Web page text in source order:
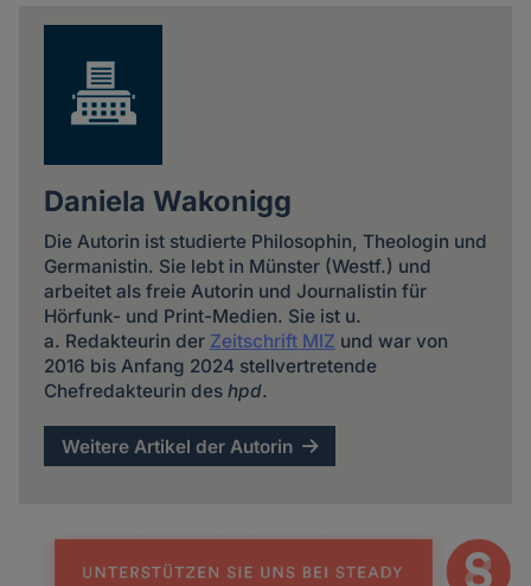
Daniela Wakonigg
Die Autorin ist studierte Philosophin, Theologin und
Germanistin. Sie lebt in Münster (Westf.) und
arbeitet als freie Autorin und Journalistin für
Hörfunk- und Print-Medien. Sie ist u.
a. Redakteurin der Zeitschrift MIZ und war von
2016 bis Anfang 2024 stellvertretende
Chefredakteurin des hpd.
Weitere Artikel der Autorin